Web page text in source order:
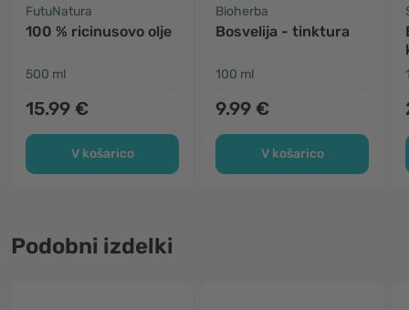
FutuNatura
100 % ricinusovo olje
500 ml
15.99 €
V košarico
Bioherba
Bosvelija - tinktura
100 ml
9.99 €
V košarico
Podobni izdelki